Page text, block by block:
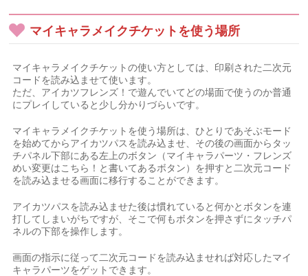
マイキャラメイクチケットを使う場所
マイキャラメイクチケットの使い方としては、印刷された二次元
コードを読み込ませて使います。
ただ、アイカツフレンズ！で遊んでいてどの場面で使うのか普通
にプレイしていると少し分かりづらいです。
マイキャラメイクチケットを使う場所は、ひとりであそぶモード
を始めてからアイカツパスを読み込ませ、その後の画面からタッ
チパネル下部にある左上のボタン（マイキャラパーツ・フレンズ
めい変更はこちら！と書いてあるボタン）を押すと二次元コード
を読み込ませる画面に移行することができます。
アイカツパスを読み込ませた後は慣れていると何かとボタンを連
打してしまいがちですが、そこで何もボタンを押さずにタッチパ
ネルの下部を操作します。
画面の指示に従って二次元コードを読み込ませれば対応したマイ
キャラパーツをゲットできます。